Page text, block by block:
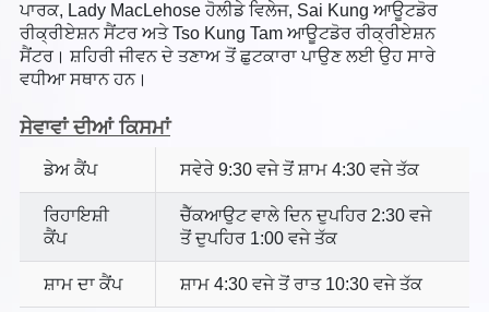
ਪਾਰਕ, Lady MacLehose ਹੋਲੀਡੇ ਵਿਲੇਜ, Sai Kung ਆਊਟਡੋਰ
ਰੀਕ੍ਰੀਏਸ਼ਨ ਸੈਂਟਰ ਅਤੇ Tso Kung Tam ਆਊਟਡੋਰ ਰੀਕ੍ਰੀਏਸ਼ਨ
ਸੈਂਟਰ। ਸ਼ਹਿਰੀ ਜੀਵਨ ਦੇ ਤਣਾਅ ਤੋਂ ਛੁਟਕਾਰਾ ਪਾਉਣ ਲਈ ਉਹ ਸਾਰੇ
ਵਧੀਆ ਸਥਾਨ ਹਨ।
ਸੇਵਾਵਾਂ ਦੀਆਂ ਕਿਸਮਾਂ
ਡੇਅ ਕੈਂਪ ਸਵੇਰੇ 9:30 ਵਜੇ ਤੋਂ ਸ਼ਾਮ 4:30 ਵਜੇ ਤੱਕ
ਰਿਹਾਇਸ਼ੀ
ਕੈਂਪ
ਚੈੱਕਆਉਟ ਵਾਲੇ ਦਿਨ ਦੁਪਹਿਰ 2:30 ਵਜੇ
ਤੋਂ ਦੁਪਹਿਰ 1:00 ਵਜੇ ਤੱਕ
ਸ਼ਾਮ ਦਾ ਕੈਂਪ ਸ਼ਾਮ 4:30 ਵਜੇ ਤੋਂ ਰਾਤ 10:30 ਵਜੇ ਤੱਕ